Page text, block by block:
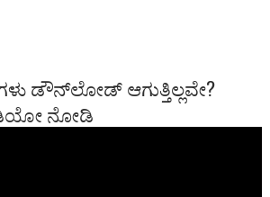
ಡೌನ್‍ಲೋಡ್ ಆಗುತ್ತಿಲ್ಲವೇ?
ನೋಡಿ